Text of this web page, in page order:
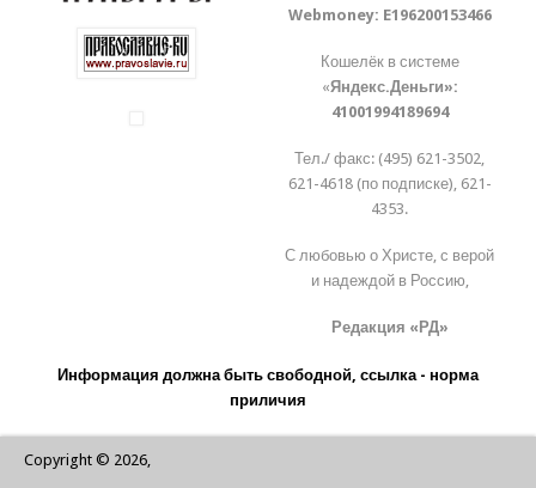
Webmoney: E196200153466
Кошелёк в системе
«Яндекс.Деньги»:
41001994189694
Тел./ факс: (495) 621-3502,
621-4618 (по подписке), 621-
4353.
С любовью о Христе, с верой
и надеждой в Россию,
Редакция «РД»
Информация должна быть свободной, ссылка - норма
приличия
Copyright © 2026,